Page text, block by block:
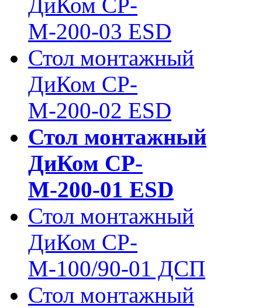
М-200-03 ESD
Стол монтажный
ДиКом СР-
М-200-02 ESD
Стол монтажный
ДиКом СР-
М-200-01 ESD
Стол монтажный
ДиКом СР-
М-100/90-01 ДСП
Стол монтажный